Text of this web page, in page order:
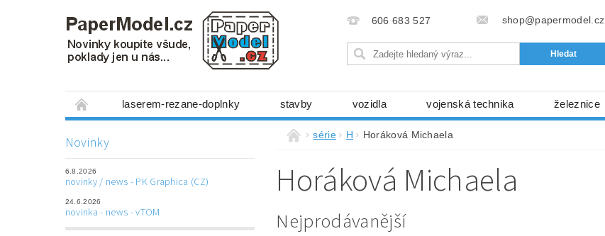
606 683 527 shop@papermodel.cz
laserem-rezane-doplnky stavby vozidla vojenská technika železnice
mechanismy, stavební stroje
laserem řezané doplňky 3D tištěné doplňky modelářské potřeby kartony, fólie
Napište nám
Novinky
6.8.2026
novinky / news - PK Graphica (CZ)
24.6.2026
novinka - news - vTOM
série H Horáková Michaela
Horáková Michaela
Nejprodávanější